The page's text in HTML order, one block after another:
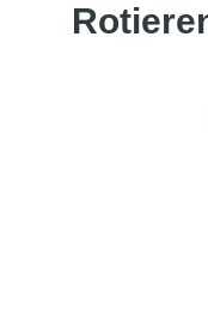
Bildergalerie